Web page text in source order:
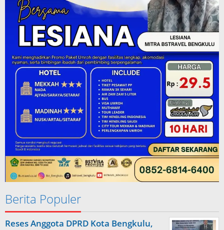
Berita Populer
Reses Anggota DPRD Kota Bengkulu,